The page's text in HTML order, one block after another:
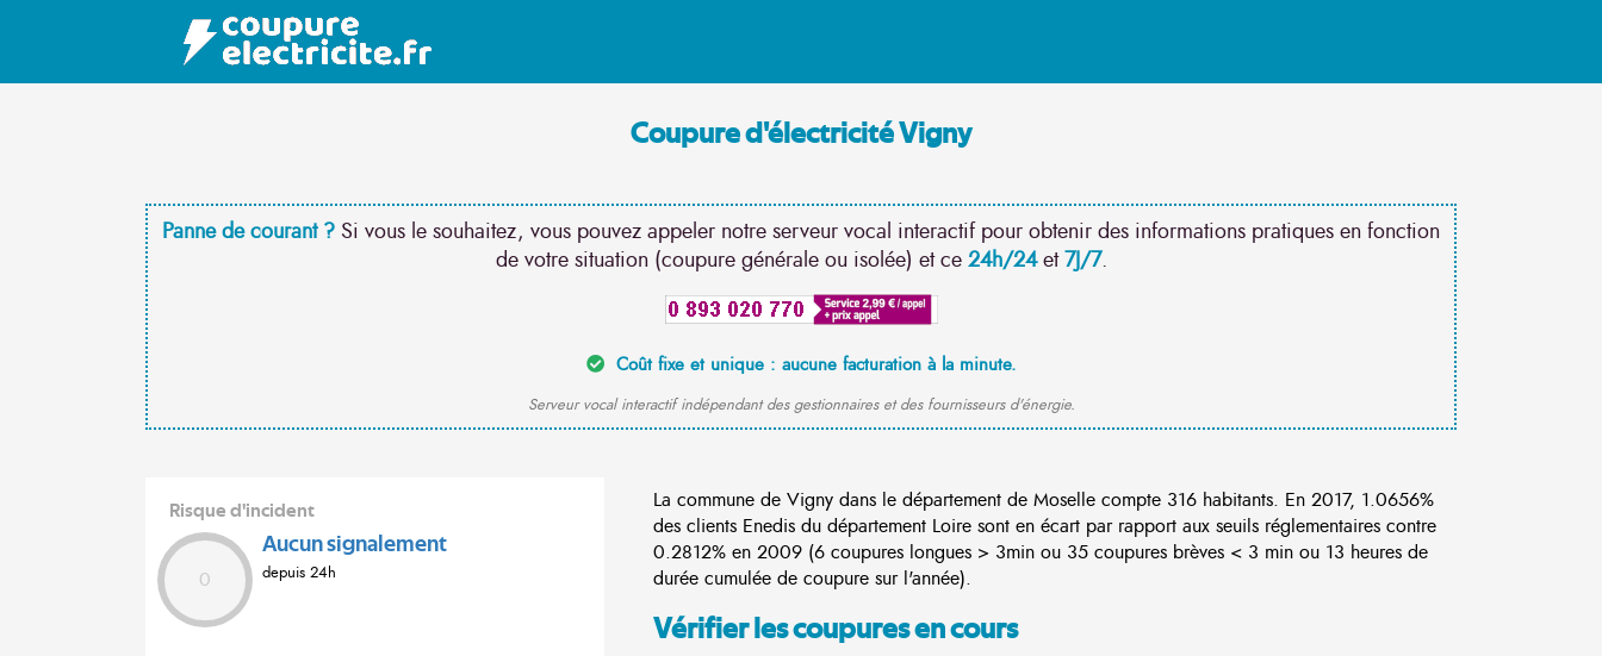
Coupure d'électricité Vigny
Panne de courant ? Si vous le souhaitez, vous pouvez appeler notre serveur vocal interactif pour obtenir des informations pratiques en fonction
de votre situation (coupure générale ou isolée) et ce 24h/24et7J/7.
Coût fixe et unique : aucune facturation à la minute.
Serveur vocal interactif indépendant des gestionnaires et des fournisseurs d'énergie.
Risque d'incident
0
Aucun signalement
depuis 24h
La commune de Vigny dans le département de Moselle compte 316 habitants. En 2017, 1.0656%
des clients Enedis du département Loire sont en écart par rapport aux seuils réglementaires contre
0.2812% en 2009 (6 coupures longues > 3min ou 35 coupures brèves < 3 min ou 13 heures de
durée cumulée de coupure sur l'année).
Vérifier les coupures en cours